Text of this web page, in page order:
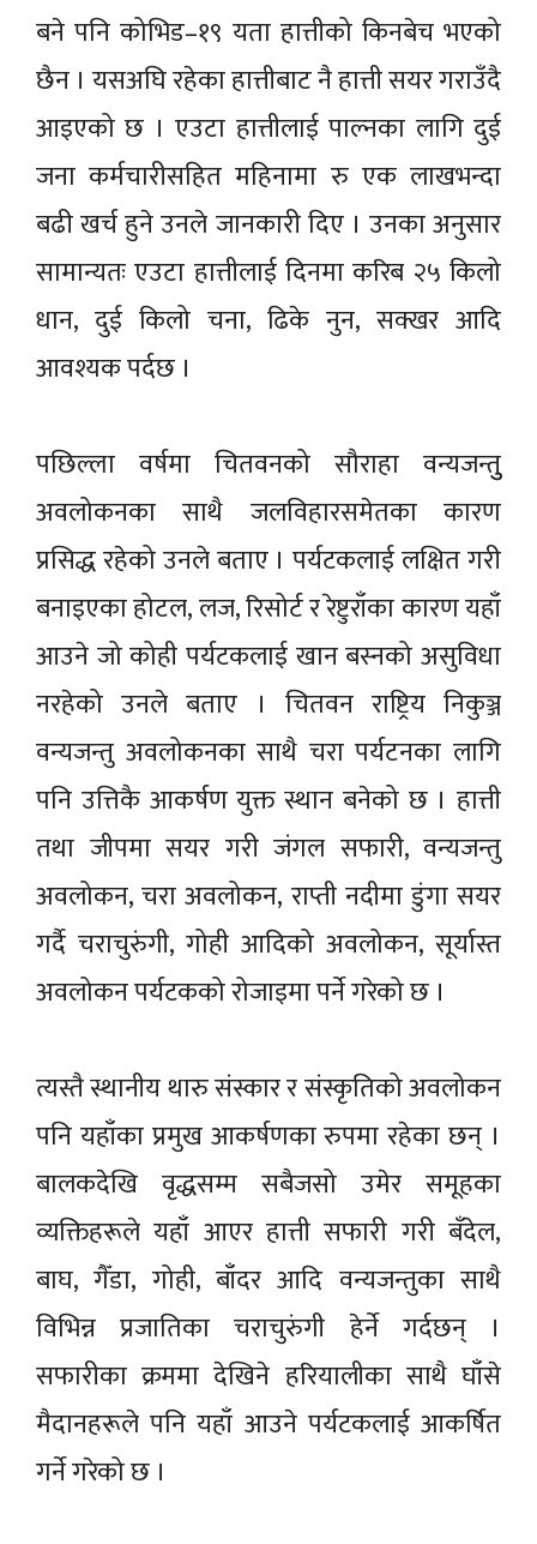
बने पनि कोभिड–१९ यता हात्तीको किनबेच भएको
छैन । यसअघि रहेका हात्तीबाट नै हात्ती सयर गराउँदै
आइएको छ । एउटा हात्तीलाई पाल्नका लागि दुई
जना कर्मचारीसहित महिनामा रु एक लाखभन्दा
बढी खर्च हुने उनले जानकारी दिए । उनका अनुसार
सामान्यतः एउटा हात्तीलाई दिनमा करिब २५ किलो
धान, दुई किलो चना, ढिके नुन, सक्खर आदि
आवश्यक पर्दछ ।
पछिल्ला वर्षमा चितवनको सौराहा वन्यजन्तुु
अवलोकनका साथै जलविहारसमेतका कारण
प्रसिद्ध रहेको उनले बताए । पर्यटकलाई लक्षित गरी
बनाइएका होटल, लज, रिसोर्ट र रेष्टुराँका कारण यहाँ
आउने जो कोही पर्यटकलाई खान बस्नको असुविधा
नरहेको उनले बताए । चितवन राष्ट्रिय निकुञ्ज
वन्यजन्तु अवलोकनका साथै चरा पर्यटनका लागि
पनि उत्तिकै आकर्षण युक्त स्थान बनेको छ । हात्ती
तथा जीपमा सयर गरी जंगल सफारी, वन्यजन्तु
अवलोकन, चरा अवलोकन, राप्ती नदीमा डुंगा सयर
गर्दै चराचुरुंगी, गोही आदिको अवलोकन, सूर्यास्त
अवलोकन पर्यटकको रोजाइमा पर्ने गरेको छ ।
त्यस्तै स्थानीय थारु संस्कार र संस्कृतिको अवलोकन
पनि यहाँका प्रमुख आकर्षणका रुपमा रहेका छन् ।
बालकदेखि वृद्धसम्म सबैजसो उमेर समूहका
व्यक्तिहरूले यहाँ आएर हात्ती सफारी गरी बँदेल,
बाघ, गैँडा, गोही, बाँदर आदि वन्यजन्तुका साथै
विभिन्न प्रजातिका चराचुरुंगी हेर्ने गर्दछन् ।
सफारीका क्रममा देखिने हरियालीका साथै घाँसे
मैदानहरूले पनि यहाँ आउने पर्यटकलाई आकर्षित
गर्ने गरेको छ ।